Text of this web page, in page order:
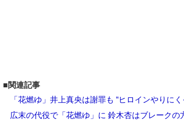
■関連記事
「花燃ゆ」井上真央は謝罪も “ヒロインやりに
広末の代役で「花燃ゆ」に 鈴木杏はブレークの